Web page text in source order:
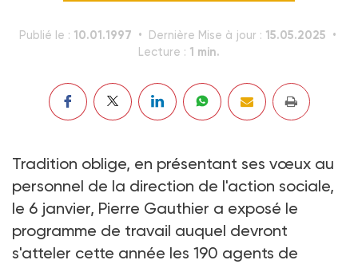
Publié le : 10.01.1997 Dernière Mise à jour : 15.05.2025
Lecture : 1 min.
Tradition oblige, en présentant ses vœux au
personnel de la direction de l'action sociale,
le 6 janvier, Pierre Gauthier a exposé le
programme de travail auquel devront
s'atteler cette année les 190 agents de